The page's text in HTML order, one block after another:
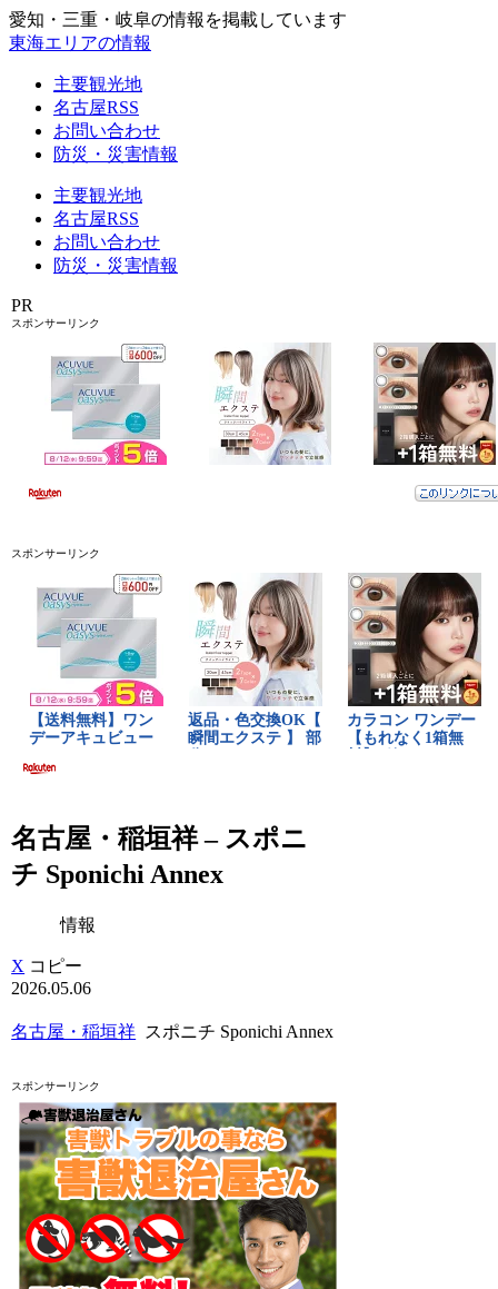
愛知・三重・岐阜の情報を掲載しています
東海エリアの情報
主要観光地
名古屋RSS
お問い合わせ
防災・災害情報
主要観光地
名古屋RSS
お問い合わせ
防災・災害情報
PR
スポンサーリンク
スポンサーリンク
名古屋・稲垣祥 – スポニ
チ Sponichi Annex
情報
X コピー
2026.05.06
名古屋・稲垣祥 スポニチ Sponichi Annex
スポンサーリンク